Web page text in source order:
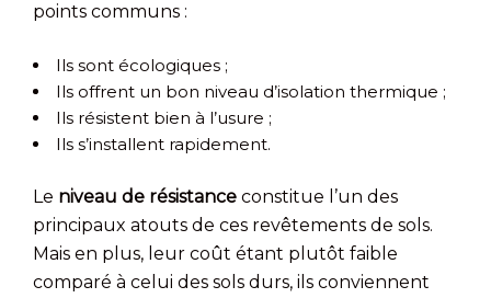
points communs :
Ils sont écologiques ;
Ils offrent un bon niveau d’isolation thermique ;
Ils résistent bien à l’usure ;
Ils s’installent rapidement.
Le niveau de résistance constitue l’un des
principaux atouts de ces revêtements de sols.
Mais en plus, leur coût étant plutôt faible
comparé à celui des sols durs, ils conviennent